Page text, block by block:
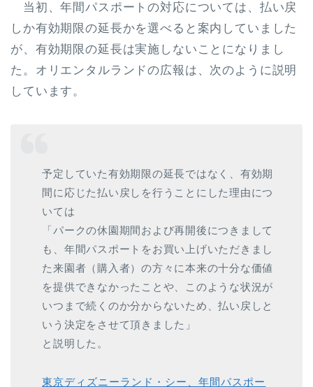
当初、年間パスポートの対応については、払い戻
しか有効期限の延長かを選べると案内していました
が、有効期限の延長は実施しないことになりまし
た。オリエンタルランドの広報は、次のように説明
しています。
予定していた有効期限の延長ではなく、有効期
間に応じた払い戻しを行うことにした理由につ
いては
「パークの休園期間および再開後につきまして
も、年間パスポートをお買い上げいただきまし
た来園者（購入者）の方々に本来の十分な価値
を提供できなかったことや、このような状況が
いつまで続くのか分からないため、払い戻しと
いう決定をさせて頂きました」
と説明した。
東京ディズニーランド・シー、年間パスポー